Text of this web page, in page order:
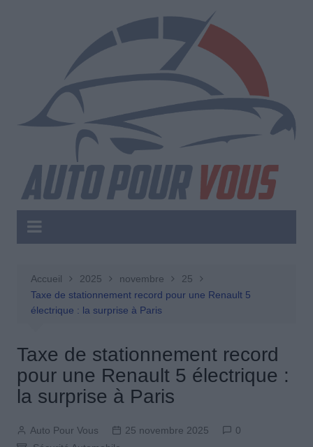
Accueil 2025 novembre
25
Taxe de stationnement record pour une Renault 5
électrique : la surprise à Paris
Taxe de stationnement record
pour une Renault 5 électrique :
la surprise à Paris
Auto Pour Vous 25 novembre 2025
0